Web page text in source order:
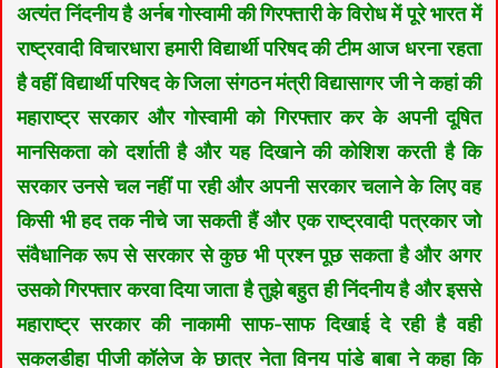
अत्यंत निंदनीय है अर्नब गोस्वामी की गिरफ्तारी के विरोध में पूरे भारत में
राष्ट्रवादी विचारधारा हमारी विद्यार्थी परिषद की टीम आज धरना रहता
है वहीं विद्यार्थी परिषद के जिला संगठन मंत्री विद्यासागर जी ने कहां की
महाराष्ट्र सरकार और गोस्वामी को गिरफ्तार कर के अपनी दूषित
मानसिकता को दर्शाती है और यह दिखाने की कोशिश करती है कि
सरकार उनसे चल नहीं पा रही और अपनी सरकार चलाने के लिए वह
किसी भी हद तक नीचे जा सकती हैं और एक राष्ट्रवादी पत्रकार जो
संवैधानिक रूप से सरकार से कुछ भी प्रश्न पूछ सकता है और अगर
उसको गिरफ्तार करवा दिया जाता है तुझे बहुत ही निंदनीय है और इससे
महाराष्ट्र सरकार की नाकामी साफ-साफ दिखाई दे रही है वही
सकलडीहा पीजी कॉलेज के छात्र नेता विनय पांडे बाबा ने कहा कि